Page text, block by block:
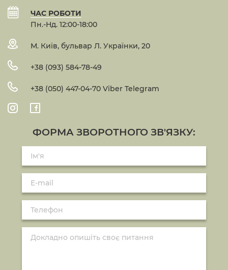
ЧАС РОБОТИ
Пн.-Нд. 12:00-18:00
М. Київ, бульвар Л. Українки, 20
+38 (093) 584-78-49
+38 (050) 447-04-70 Viber Telegram
ФОРМА ЗВОРОТНОГО ЗВ'ЯЗКУ: